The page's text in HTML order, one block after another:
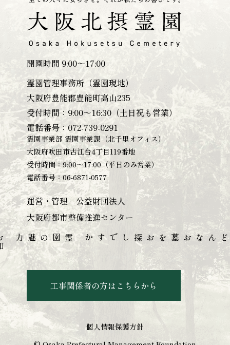
開園時間 9:00～17:00
霊園管理事務所（霊園現地）
大阪府豊能郡豊能町高山235
受付時間：9:00～16:30（土日祝も営業）
電話番号：072-739-0291
霊園事業部 霊園事業課（北千里オフィス）
大阪府吹田市古江台4丁目119番地
受付時間：9:00～17:00（平日のみ営業）
電話番号：06-6871-0577
運営・管理 公益財団法人
大阪府都市整備推進センター
霊園の魅力 どんなお墓をお探しですか
工事関係者の方はこちらから
個人情報保護方針